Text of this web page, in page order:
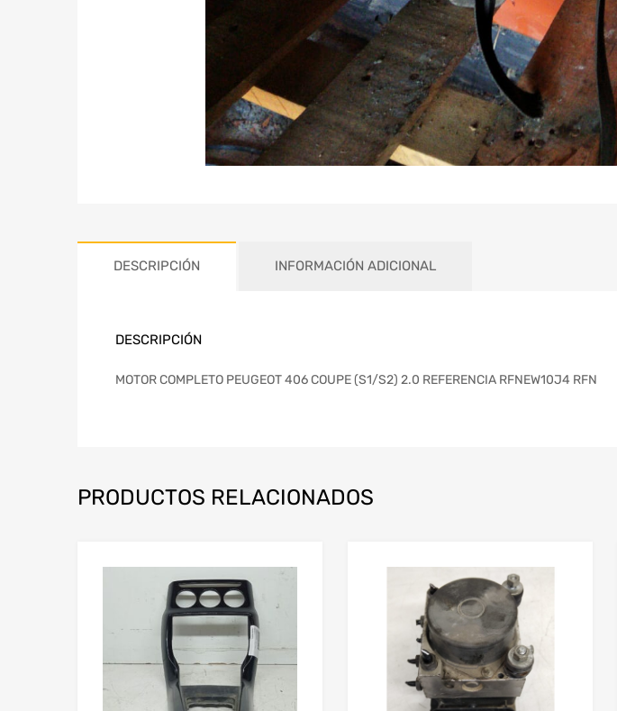
DESCRIPCIÓN INFORMACIÓN ADICIONAL
DESCRIPCIÓN
MOTOR COMPLETO PEUGEOT 406 COUPE (S1/S2) 2.0 REFERENCIA RFNEW10J4 RFN
PRODUCTOS RELACIONADOS